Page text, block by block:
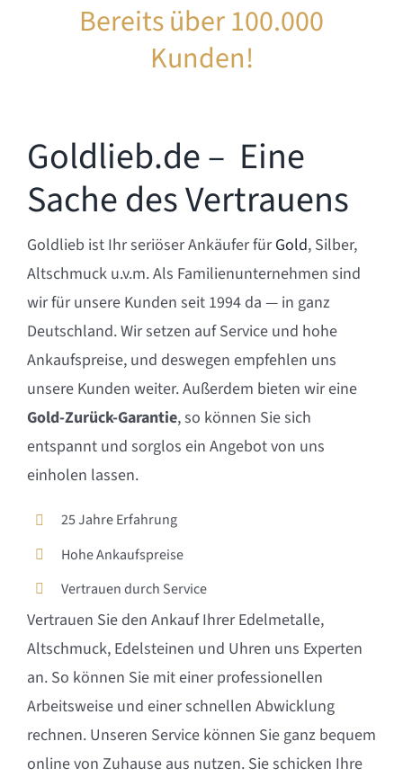
Bereits über 100.000
Kunden!
Goldlieb.de – Eine
Sache des Vertrauens
Goldlieb ist Ihr seriöser Ankäufer fürGold, Silber,
Altschmuck u.v.m. Als Familienunternehmen sind
wir für unsere Kunden seit 1994 da — in ganz
Deutschland. Wir setzen auf Service und hohe
Ankaufspreise, und deswegen empfehlen uns
unsere Kunden weiter. Außerdem bieten wir eine
Gold-Zurück-Garantie, so können Sie sich
entspannt und sorglos ein Angebot von uns
einholen lassen.
25 Jahre Erfahrung
Hohe Ankaufspreise
Vertrauen durch Service
Vertrauen Sie den Ankauf Ihrer Edelmetalle,
Altschmuck, Edelsteinen und Uhren uns Experten
an. So können Sie mit einer professionellen
Arbeitsweise und einer schnellen Abwicklung
rechnen. Unseren Service können Sie ganz bequem
online von Zuhause aus nutzen. Sie schicken Ihre